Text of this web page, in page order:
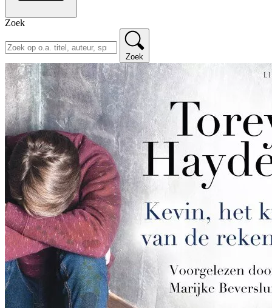
Zoek
Zoek